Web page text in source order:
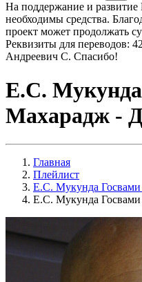
На поддержание и развитие
необходимы средства.
проект может продолжать
Реквизиты для переводов:
Андреевич С. Спасибо!
Е.С.
Махарадж -
Главная
Плейлист
Е.С. Мукунда
Е.С. Мукунда